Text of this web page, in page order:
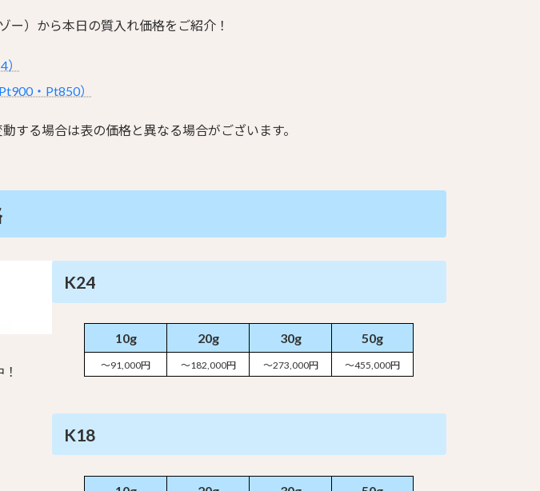
ー）から本日の質入れ価格をご紹介！
・Pt850）
する場合は表の価格と異なる場合がございます。
K24
10g 20g 30g 50g
～91,000円 ～182,000円 ～273,000円 ～455,000円
K18